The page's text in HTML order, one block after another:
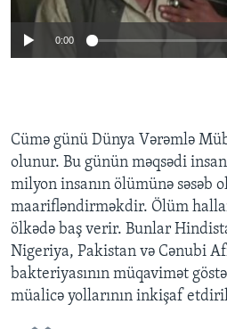
BIZI IZLƏYIN
Dillər
0:00
Cümə günü Dünya Vərəmlə
olunur. Bu günün məqsədi
milyon insanın ölümünə səsəb
maarifləndirməkdir. Ölüm
ölkədə baş verir. Bunlar
Nigeriya, Pakistan və Cənubi
bakteriyasının müqavimət
müalicə yollarının inkişaf